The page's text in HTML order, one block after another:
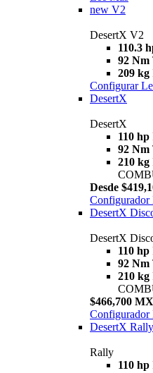
new V2
DesertX V2
110.3
92 Nm
209 kg
Configurar
DesertX
DesertX
110 hp
92 Nm
210 kg
Desde
Configurador
DesertX
DesertX
110 hp
92 Nm
210 kg
$466,700
Configurador
DesertX Rally
Rally
110 hp